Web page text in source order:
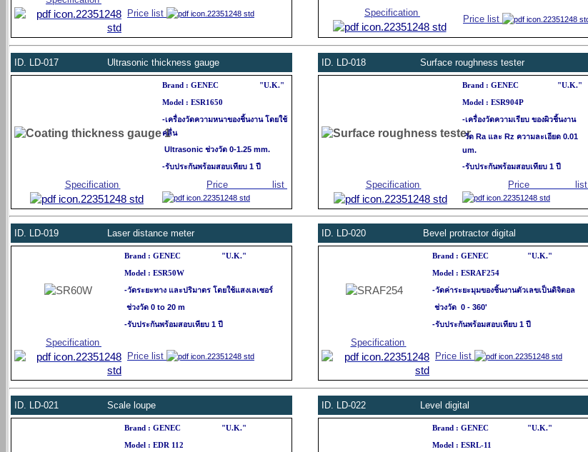
Price list
Specification
Price list
ID. LD-017 Ultrasonic thickness gauge ID. LD-018 Surface roughness tester
Brand : GENEC "U.K."
Model : ESR1650
-เครื่องวัดความหนาของชิ้นงาน โดยใช้
คลื่น
Ultrasonic ช่วงวัด 0-1.25 mm.
-รับประกันพร้อมสอบเทียบ 1 ปี
Specification Price list
Brand : GENEC "U.K."
Model : ESR904P
-เครื่องวัดความเรียบ ของผิวชิ้นงาน
วัด Ra และ Rz ความละเอียด 0.01
um.
-รับประกันพร้อมสอบเทียบ 1 ปี
Specification Price list
ID. LD-019 Laser distance meter ID. LD-020 Bevel protractor digital
Brand : GENEC "U.K."
Model : ESR50W
-วัดระยะทาง และปริมาตร โดยใช้แสงเลเซอร์
ช่วงวัด 0 to 20 m
-รับประกันพร้อมสอบเทียบ 1 ปี
Specification
Price list
Brand : GENEC "U.K."
Model : ESRAF254
-วัดค่าระยะมุมของชิ้นงานตัวเลขเป็นดิจิตอล
ช่วงวัด 0 - 360'
-รับประกันพร้อมสอบเทียบ 1 ปี
Specification
Price list
ID. LD-021 Scale loupe ID. LD-022 Level digital
Brand : GENEC "U.K."
Model : EDR 112
Brand : GENEC "U.K."
Model : ESRL-11